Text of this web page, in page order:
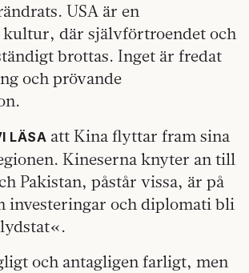
USA är en
kultur, där självförtroendet och
brottas. Inget är fredat
och prövande
LÄSA att Kina flyttar fram sina
Kineserna knyter an till
Pakistan, påstår vissa, är på
investeringar och diplomati bli
och antagligen farligt, men